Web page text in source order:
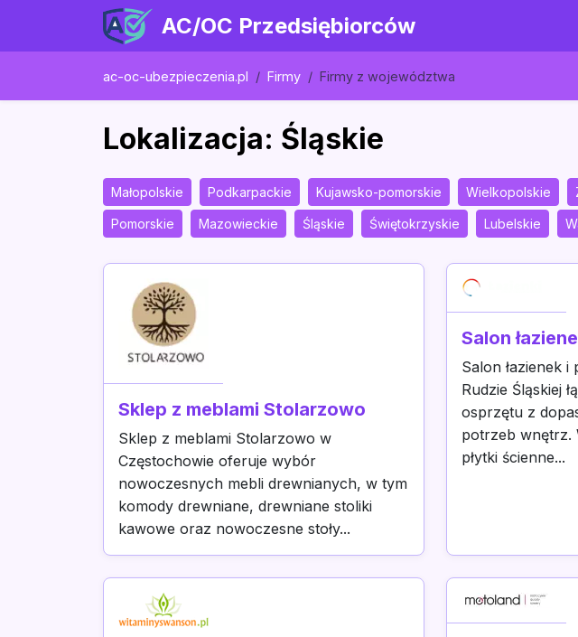
AC/OC Przedsiębiorców
ac-oc-ubezpieczenia.pl Firmy Firmy z województwa
Lokalizacja: Śląskie
Małopolskie Podkarpackie Kujawsko-pomorskie Wielkopolskie
Pomorskie Mazowieckie Śląskie Świętokrzyskie Lubelskie
Sklep z meblami Stolarzowo
Sklep z meblami Stolarzowo w
Częstochowie oferuje wybór
nowoczesnych mebli drewnianych, w tym
komody drewniane, drewniane stoliki
kawowe oraz nowoczesne stoły...
Salon
Salon łazienek i
Rudzie Śląskiej
osprzętu z
potrzeb wnętrz.
płytki ścienne...